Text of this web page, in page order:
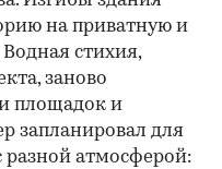
на приватную и
стихия,
заново
площадок и
запланировал для
разной атмосферой: